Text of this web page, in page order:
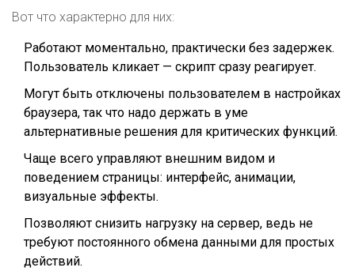
Вот что характерно для них:
Работают моментально, практически без задержек.
Пользователь кликает — скрипт сразу реагирует.
Могут быть отключены пользователем в настройках
браузера, так что надо держать в уме
альтернативные решения для критических функций.
Чаще всего управляют внешним видом и
поведением страницы: интерфейс, анимации,
визуальные эффекты.
Позволяют снизить нагрузку на сервер, ведь не
требуют постоянного обмена данными для простых
действий.